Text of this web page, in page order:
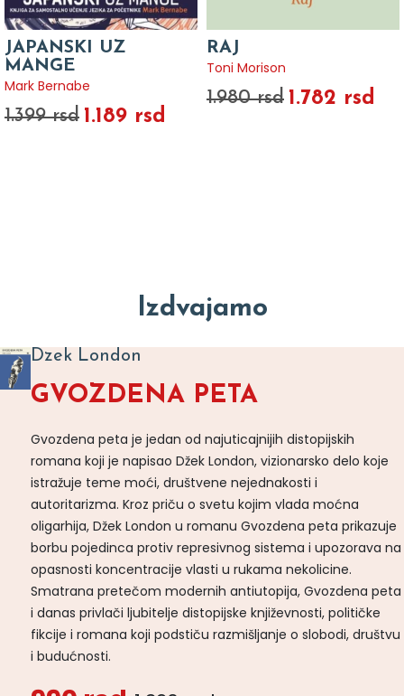
JAPANSKI UZ
MANGE
Mark Bernabe
1.399 rsd 1.189 rsd
RAJ
Toni Morison
1.980 rsd 1.782 rsd
Izdvajamo
Dzek London
GVOZDENA PETA
Gvozdena peta je jedan od najuticajnijih distopijskih
romana koji je napisao Džek London, vizionarsko delo koje
istražuje teme moći, društvene nejednakosti i
autoritarizma. Kroz priču o svetu kojim vlada moćna
oligarhija, Džek London u romanu Gvozdena peta prikazuje
borbu pojedinca protiv represivnog sistema i upozorava na
opasnosti koncentracije vlasti u rukama nekolicine.
Smatrana pretečom modernih antiutopija, Gvozdena peta
i danas privlači ljubitelje distopijske književnosti, političke
fikcije i romana koji podstiču razmišljanje o slobodi, društvu
i budućnosti.